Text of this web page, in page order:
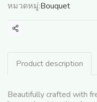
หมวดหมู่:Bouquet
แชร์
Product description
Beautifully crafted with